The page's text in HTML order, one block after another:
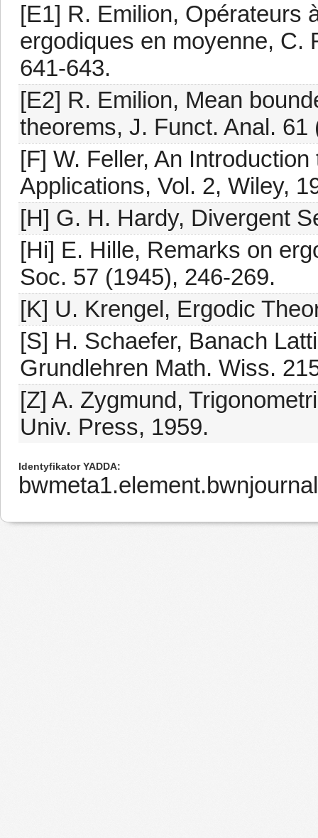
[E1] R. Emilion, Opérateurs
ergodiques en moyenne, C.
641-643.
[E2] R. Emilion, Mean
theorems, J. Funct. Anal. 61
[F] W. Feller, An
Applications, Vol. 2, Wiley,
[H] G. H. Hardy, Divergent
[Hi] E. Hille, Remarks on
Soc. 57 (1945), 246-269.
[K] U. Krengel, Ergodic
[S] H. Schaefer, Banach
Grundlehren Math. Wiss.
[Z] A. Zygmund,
Univ. Press, 1959.
Identyfikator YADDA